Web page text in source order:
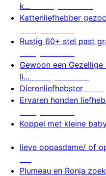
k...
Kattenliefhebber
Rustig 60+ stel past
Gewoon een
li...
Dierenliefhebster
Ervaren honden
Koppel met kleine
lieve oppasdame/ of
Plumeau en Ronja